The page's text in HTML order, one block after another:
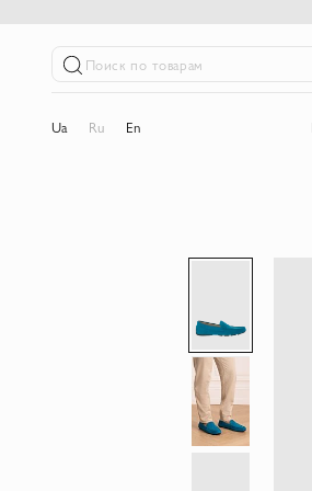
Поиск по товарам
Ua Ru En
перейти
галереям
изображений